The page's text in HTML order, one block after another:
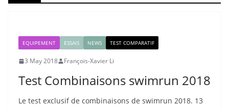
EQUIPEMENT ESSAIS NEWS TEST COMPARATIF
3 May 2018 François-Xavier Li
Test Combinaisons swimrun 2018
Le test exclusif de combinaisons de swimrun 2018. 13